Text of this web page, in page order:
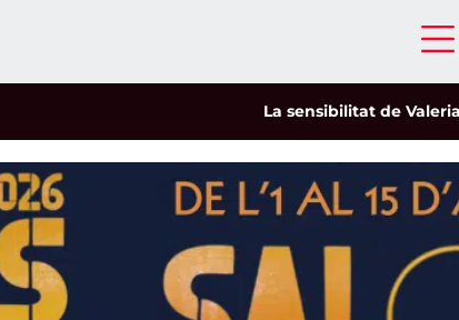
La sensibilitat de Valeria